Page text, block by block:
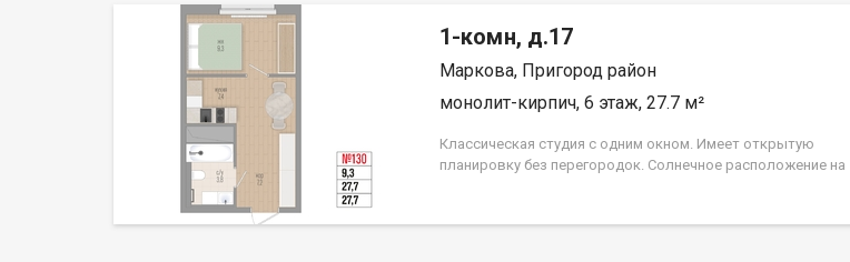
1-комн, д.17
Маркова, Пригород район
монолит-кирпич, 6 этаж, 27.7 м²
Классическая студия с одним окном. Имеет открытую
планировку без перегородок. Солнечное расположение на
строительных компаний «Восток Центр Иркутск»